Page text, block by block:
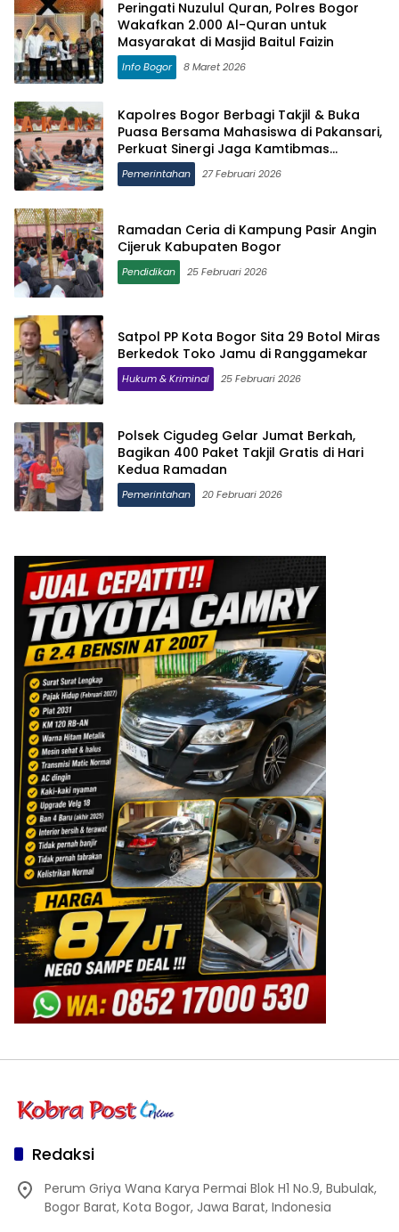
Peringati Nuzulul Quran, Polres Bogor
Wakafkan 2.000 Al-Quran untuk
Masyarakat di Masjid Baitul Faizin
Info Bogor 8 Maret 2026
Kapolres Bogor Berbagi Takjil & Buka
Puasa Bersama Mahasiswa di Pakansari,
Perkuat Sinergi Jaga Kamtibmas
Ramadan 2026
Pemerintahan 27 Februari 2026
Ramadan Ceria di Kampung Pasir Angin
Cijeruk Kabupaten Bogor
Pendidikan 25 Februari 2026
Satpol PP Kota Bogor Sita 29 Botol Miras
Berkedok Toko Jamu di Ranggamekar
Hukum & Kriminal 25 Februari 2026
Polsek Cigudeg Gelar Jumat Berkah,
Bagikan 400 Paket Takjil Gratis di Hari
Kedua Ramadan
Pemerintahan 20 Februari 2026
Redaksi
Perum Griya Wana Karya Permai Blok H1 No.9, Bubulak,
Bogor Barat, Kota Bogor, Jawa Barat, Indonesia